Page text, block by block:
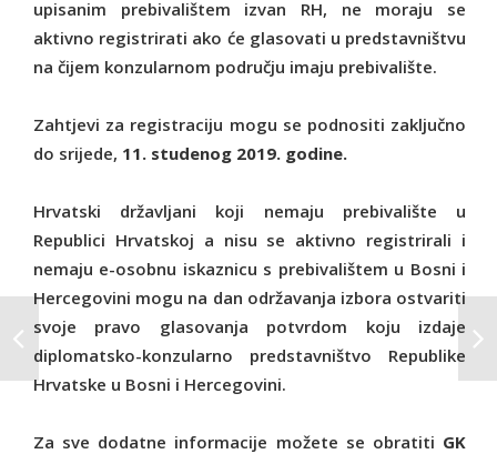
upisanim prebivalištem izvan RH, ne moraju se
aktivno registrirati ako će glasovati u predstavništvu
na čijem konzularnom području imaju prebivalište.
Zahtjevi za registraciju mogu se podnositi zaključno
do srijede, 11. studenog 2019. godine.
Hrvatski državljani koji nemaju prebivalište u
Republici Hrvatskoj a nisu se aktivno registrirali i
nemaju e-osobnu iskaznicu s prebivalištem u Bosni i
Hercegovini mogu na dan održavanja izbora ostvariti
svoje pravo glasovanja potvrdom koju izdaje
diplomatsko-konzularno predstavništvo Republike
Hrvatske u Bosni i Hercegovini.
Za sve dodatne informacije možete se obratiti GK